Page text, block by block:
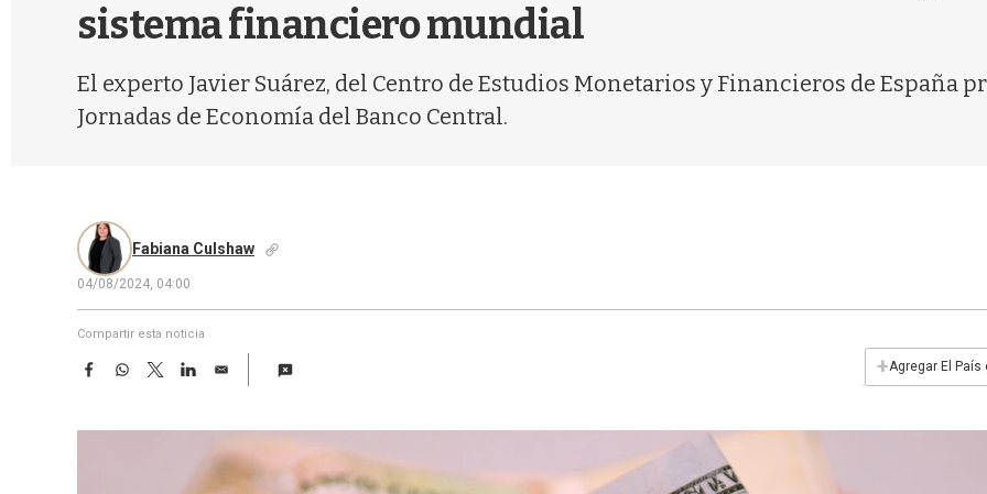
sistema financiero mundial
El experto Javier Suárez, del Centro de Estudios Monetarios y Financieros de España
Jornadas de Economía del Banco Central.
Fabiana Culshaw
04/08/2024, 04:00
Compartir esta noticia
F
e
W
t
T
w
t
L
k
d
E
i
l
+Agregar El País